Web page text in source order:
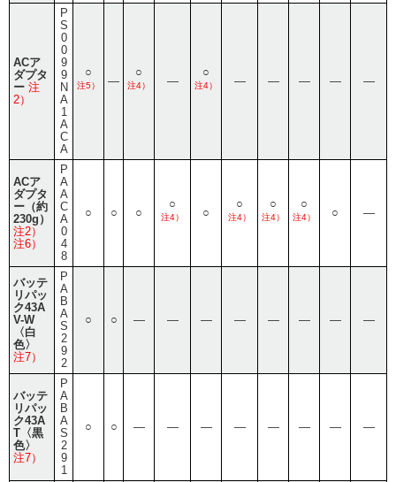
ACア
ダプタ
ー 注
2）
P
S
0
0
9
9
N
A
1
A
C
A
○
注5） ―
○
注4） ―
○
注4） ― ― ― ― ―
ACア
ダプタ
ー（約
230g）
注2）
注6）
P
A
A
C
A
0
4
8
○ ○ ○
○
注4） ○
○
注4）
○
注4）
○
注4） ○ ―
バッテ
リパッ
ク43A
V-W
〈白
色〉
注7）
P
A
B
A
S
2
9
2
○ ○ ― ― ― ― ― ― ― ―
バッテ
リパッ
ク43A
T〈黒
色〉
注7）
P
A
B
A
S
2
9
1
○ ○ ― ― ― ― ― ― ― ―